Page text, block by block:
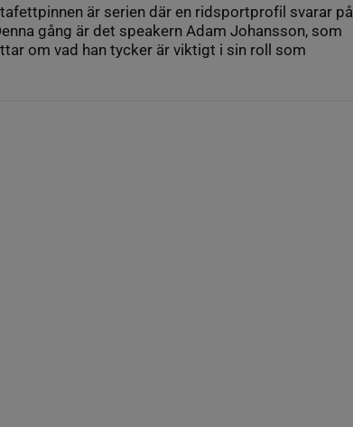
är serien där en ridsportprofil svarar på
gång är det speakern Adam Johansson, som
om vad han tycker är viktigt i sin roll som